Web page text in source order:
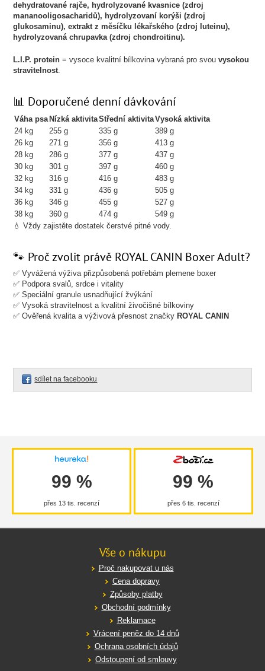
dehydratované rajče, hydrolyzované kvasnice (zdroj
mananooligosacharidů), hydrolyzovaní korýši (zdroj
glukosaminu), extrakt z měsíčku lékařského (zdroj luteinu),
hydrolyzovaná chrupavka (zdroj chondroitinu).
L.I.P. protein = vysoce kvalitní bílkovina vybraná pro svouvysokou
stravitelnost.
📊 Doporučené denní dávkování
Váha psa Nízká aktivitaStřední aktivitaVysoká aktivita
24 kg
255 g 335 g
389 g
26 kg
271 g 356 g
413 g
28 kg
286 g 377 g
437 g
30 kg
301 g 397 g
460 g
32 kg
316 g 416 g
483 g
34 kg
331 g 436 g
505 g
36 kg
346 g 455 g
527 g
38 kg
360 g 474 g
549 g
💧 Vždy zajistěte dostatek čerstvé pitné vody.
🐾 Proč zvolit právě ROYAL CANIN Boxer Adult?
✅ Vyvážená výživa přizpůsobená potřebám plemene boxer
✅ Podpora svalů, srdce i vitality
✅ Speciální granule usnadňující žvýkání
✅ Vysoká stravitelnost a kvalitní živočišné bílkoviny
✅ Ověřená kvalita a výživová přesnost značky ROYAL CANIN
sdílet na facebooku
99 %
přes 13 tis. recenzí
99 %
přes 6 tis. recenzí
Vše o nákupu
Proč nakupovat u nás
Cena dopravy
Způsoby platby
Obchodní podmínky
Reklamace
Vrácení peněz do 14 dnů
Ochrana osobních údajů
Odstoupení od smlouvy